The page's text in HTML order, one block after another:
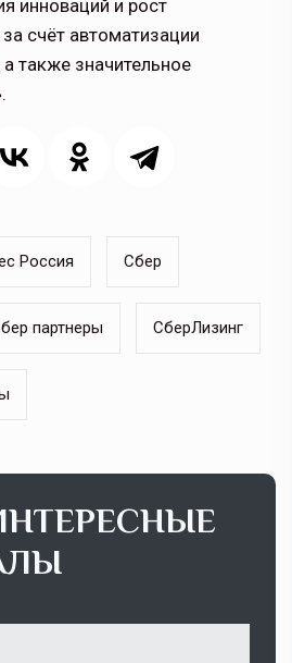
инноваций и рост
счёт автоматизации
также значительное
Россия Сбер
партнеры СберЛизинг